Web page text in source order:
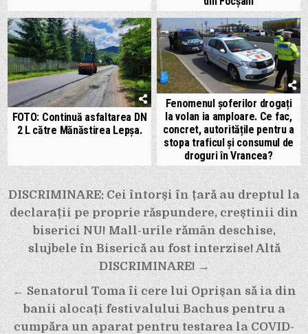
FOTO: Continuă asfaltarea DN
2 L către Mănăstirea Lepșa.
Fenomenul șoferilor drogați
la volan ia amploare. Ce fac,
concret, autoritățile pentru a
stopa traficul și consumul de
droguri în Vrancea?
Navigare
în
articole
DISCRIMINARE: Cei întorși în țară au dreptul la
declarații pe proprie răspundere, creștinii din
biserici NU! Mall-urile rămân deschise,
slujbele în Biserică au fost interzise! Altă
DISCRIMINARE! →
← Senatorul Toma îi cere lui Oprișan să ia din
banii alocați festivalului Bachus pentru a
cumpăra un aparat pentru testarea la COVID-